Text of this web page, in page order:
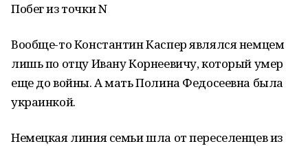
Побег из точки N
Вообще-то Константин Каспер являлся немцем
лишь по отцу Ивану Корнеевичу, который умер
еще до войны. А мать Полина Федосеевна была
украинкой.
Немецкая линия семьи шла от переселенцев из